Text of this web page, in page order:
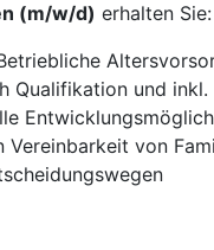
(m/w/d) erhalten Sie:
Qualifikation und inkl.
von